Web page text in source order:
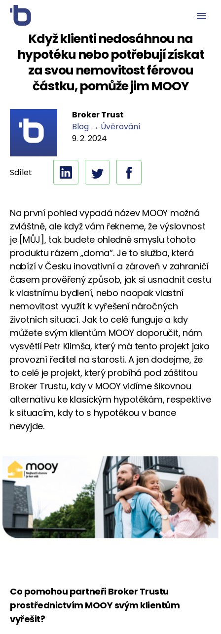
Když klienti nedosáhnou na
hypotéku nebo potřebují získat
za svou nemovitost férovou
částku, pomůže jim MOOY
Broker Trust
Blog → Úvěrování
9. 2. 2024
Sdílet
Na první pohled vypadá název MOOY možná
zvláštně, ale když vám řekneme, že výslovnost
je [MŮJ], tak budete ohledně smyslu tohoto
produktu rázem „doma“. Je to služba, která
nabízí v Česku inovativní a zároveň v zahraničí
časem prověřený způsob, jak si usnadnit cestu
k vlastnímu bydlení, nebo naopak vlastní
nemovitost využít k vyřešení náročných
životních situací. Jak to celé funguje a kdy
můžete svým klientům MOOY doporučit, nám
vysvětlí Petr Klimša, který má tento projekt jako
provozní ředitel na starosti. A jen dodejme, že
to celé je projekt, který probíhá pod záštitou
Broker Trustu, kdy v MOOY vidíme šikovnou
alternativu ke klasickým hypotékám, respektive
k situacím, kdy to s hypotékou v bance
nevyjde.
Co pomohou partneři Broker Trustu
prostřednictvím MOOY svým klientům
vyřešit?